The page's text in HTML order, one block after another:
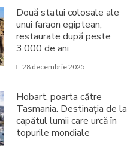
Două statui colosale ale
unui faraon egiptean,
restaurate după peste
3.000 de ani
28 decembrie 2025
Hobart, poarta către
Tasmania. Destinația de la
capătul lumii care urcă în
topurile mondiale